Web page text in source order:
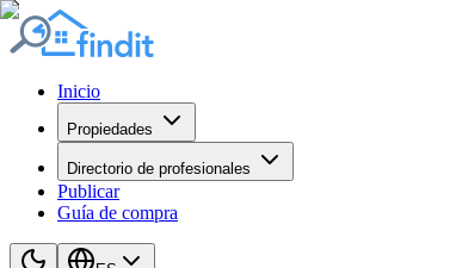
Inicio
Propiedades
Directorio de profesionales
Publicar
Guía de compra